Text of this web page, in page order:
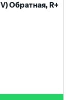
Обратная, R+